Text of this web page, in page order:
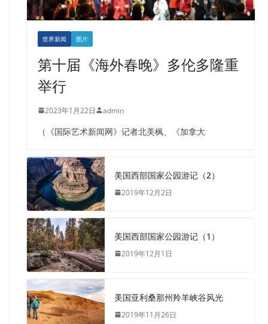
世界新闻 图片
第十届《海外春晚》多伦多隆重
举行
2023年1月22日 admin
（《国际艺术新闻网》记者北美枫、《加拿大
美国西部国家公园游记（2）
2019年12月2日
美国西部国家公园游记（1）
2019年12月1日
美国亚利桑那州羚羊峡谷风光
2019年11月26日